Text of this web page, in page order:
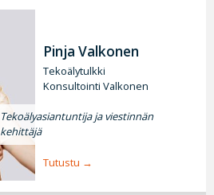
Pinja Valkonen
Tekoälytulkki
Konsultointi Valkonen
Tekoälyasiantuntija ja viestinnän
kehittäjä
Tutustu